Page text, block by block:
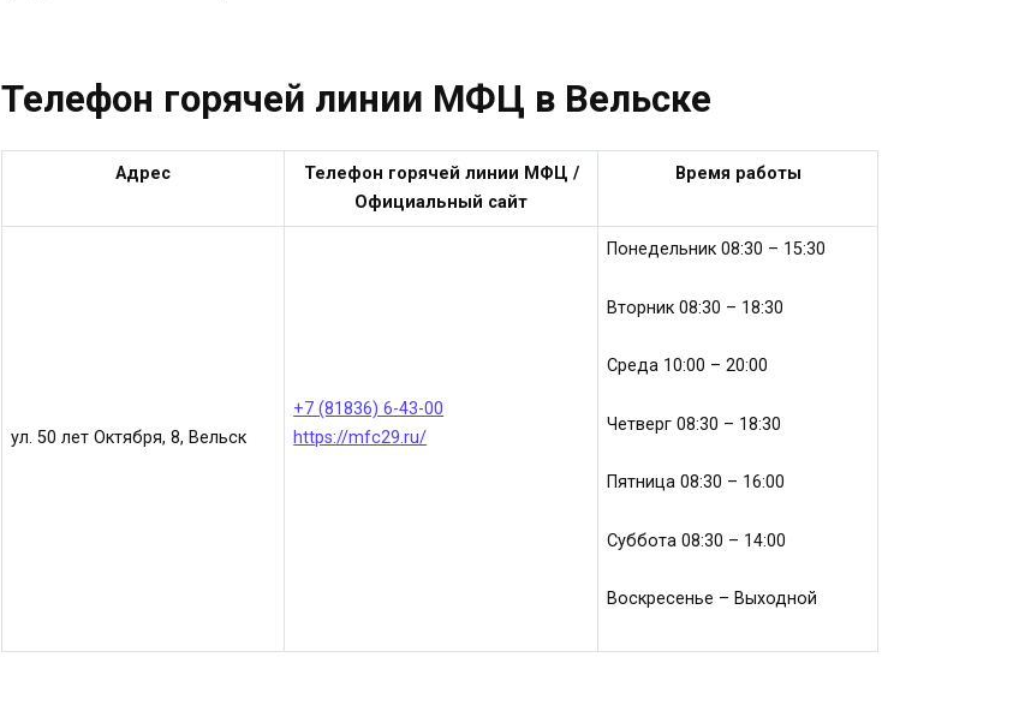
Телефон горячей линии МФЦ в Вельске
Адрес
Телефон горячей линии МФЦ /
Официальный сайт
Время работы
ул. 50 лет Октября, 8, Вельск
+7 (81836) 6-43-00
https://mfc29.ru/
Понедельник 08:30 – 15:30
Вторник 08:30 – 18:30
Среда 10:00 – 20:00
Четверг 08:30 – 18:30
Пятница 08:30 – 16:00
Суббота 08:30 – 14:00
Воскресенье – Выходной